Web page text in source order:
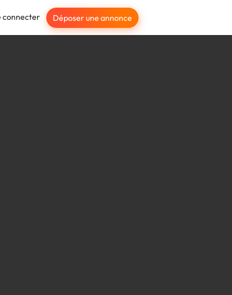
connecter Déposer une annonce